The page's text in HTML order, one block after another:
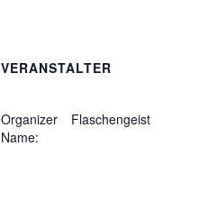
VERANSTALTER
Organizer
Name:
Flaschengeist